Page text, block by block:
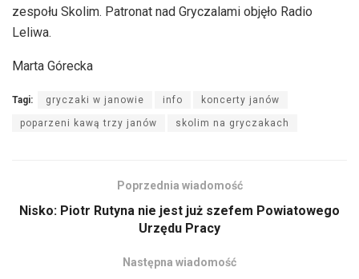
zespołu Skolim. Patronat nad Gryczalami objęło Radio
Leliwa.
Marta Górecka
Tagi: gryczaki w janowie info koncerty janów
poparzeni kawą trzy janów skolim na gryczakach
Poprzednia wiadomość
Nisko: Piotr Rutyna nie jest już szefem Powiatowego
Urzędu Pracy
Następna wiadomość